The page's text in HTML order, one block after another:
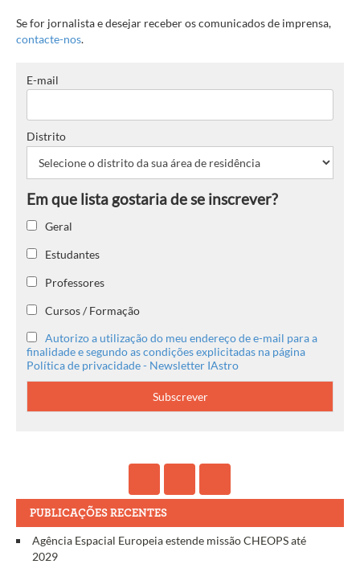
Se for jornalista e desejar receber os comunicados de imprensa,
contacte-nos.
E-mail
Distrito
Geral
Estudantes
Professores
Cursos / Formação
Autorizo a utilização do meu endereço de e-mail para a
finalidade e segundo as condições explicitadas na página
Política de privacidade - Newsletter IAstro
PUBLICAÇÕES RECENTES
Agência Espacial Europeia estende missão CHEOPS até
2029